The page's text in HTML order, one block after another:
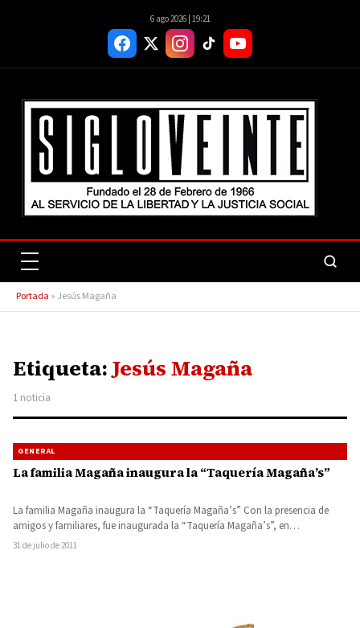
6 ago 2026 | 19:21
Portada » Jesús Magaña
Etiqueta:Jesús Magaña
1 noticia
GENERAL
La familia Magaña inaugura la “Taquería Magaña’s”
La familia Magaña inaugura la “Taquería Magaña’s” Con la presencia de
amigos y familiares, fue inaugurada la “Taquería Magaña’s”, en…
31 de julio de 2011